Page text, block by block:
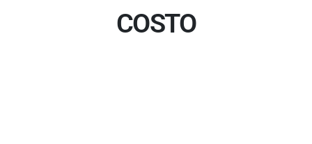
COSTO